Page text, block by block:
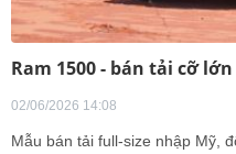
Ram 1500 - bán tải cỡ
02/06/2026 14:08
Mẫu bán tải full-size nhập Mỹ,